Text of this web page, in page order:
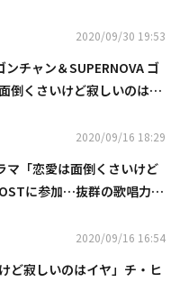
2020/09/30 19:53
チャン＆SUPERNOVA ゴ
倒くさいけど寂しいのはイ
2020/09/16 18:29
マ「恋愛は面倒くさいけど
に参加…抜群の歌唱力を
2020/09/16 16:54
ど寂しいのはイヤ」チ・ヒ